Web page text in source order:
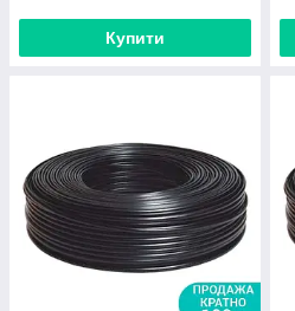
Купити